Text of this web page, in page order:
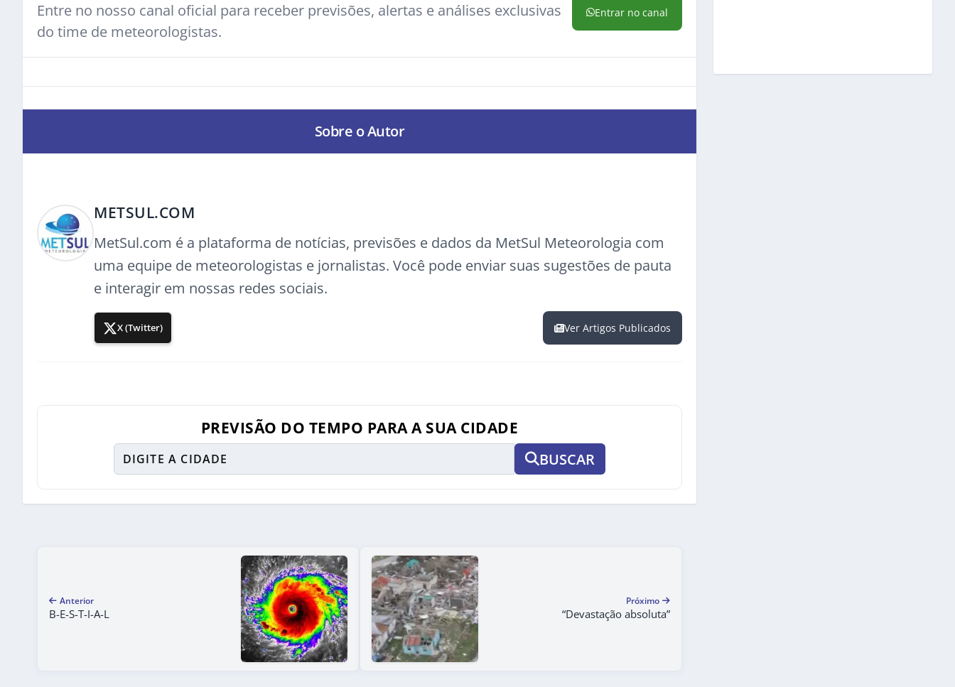
Entre no nosso canal oficial para receber previsões, alertas e análises exclusivas
do time de meteorologistas.
Entrar no canal
Sobre o Autor
METSUL.COM
MetSul.com é a plataforma de notícias, previsões e dados da MetSul Meteorologia com
uma equipe de meteorologistas e jornalistas. Você pode enviar suas sugestões de pauta
e interagir em nossas redes sociais.
X (Twitter) Ver Artigos Publicados
PREVISÃO DO TEMPO PARA A SUA CIDADE
BUSCAR
Anterior
B-E-S-T-I-A-L
Próximo
“Devastação absoluta”